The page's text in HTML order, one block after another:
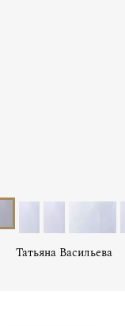
Татьяна Васильева